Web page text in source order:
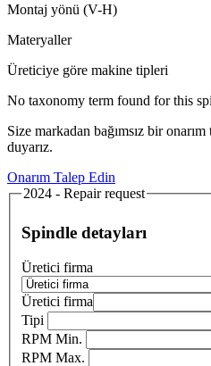
Montaj yönü (V-H)
Materyaller
Üreticiye göre makine tipleri
No taxonomy term found for this
Size markadan bağımsız bir
duyarız.
Onarım Talep Edin
2024 - Repair request
Spindle detayları
Üretici firma
Üretici firma
Tipi
RPM Min.
RPM Max.